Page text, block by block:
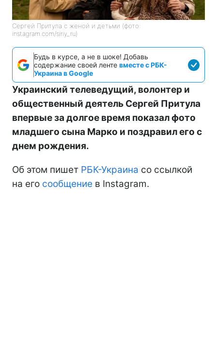
Сергей Притула с женой и детьми (фото:
instagram.com/siriy_ru)
Будь в курсе, а не в шоке! Добавь
содержание своей ленте вместе с РБК-
Украина в Google
Украинский телеведущий, волонтер и
общественный деятель Сергей Притула
впервые за долгое время показал фото
младшего сына Марко и поздравил его с
днем рождения.
Об этом пишет РБК-Украина со ссылкой
на его сообщение в Instagram.